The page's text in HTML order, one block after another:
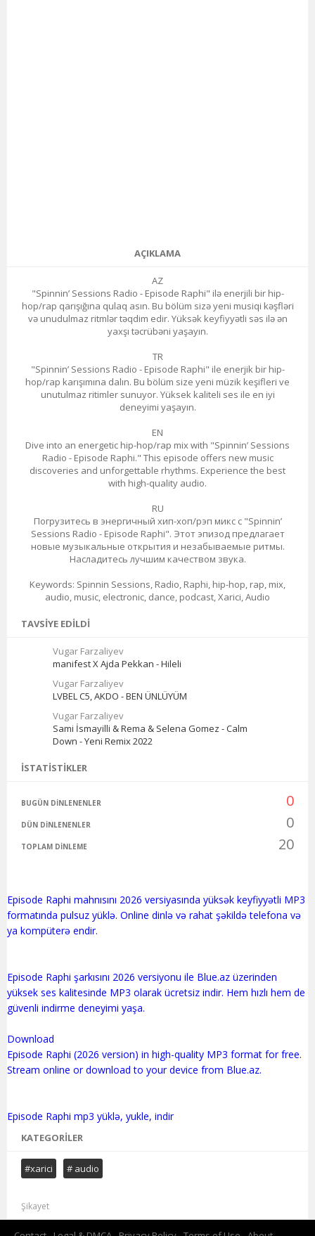
AÇIKLAMA
AZ
"Spinnin’ Sessions Radio - Episode Raphi" ilə enerjili bir hip-
hop/rap qarışığına qulaq asın. Bu bölüm sizə yeni musiqi kəşfləri
və unudulmaz ritmlər təqdim edir. Yüksək keyfiyyətli səs ilə ən
yaxşı təcrübəni yaşayın.
TR
"Spinnin’ Sessions Radio - Episode Raphi" ile enerjik bir hip-
hop/rap karışımına dalın. Bu bölüm size yeni müzik keşifleri ve
unutulmaz ritimler sunuyor. Yüksek kaliteli ses ile en iyi
deneyimi yaşayın.
EN
Dive into an energetic hip-hop/rap mix with "Spinnin’ Sessions
Radio - Episode Raphi." This episode offers new music
discoveries and unforgettable rhythms. Experience the best
with high-quality audio.
RU
Погрузитесь в энергичный хип-хоп/рэп микс с "Spinnin’
Sessions Radio - Episode Raphi". Этот эпизод предлагает
новые музыкальные открытия и незабываемые ритмы.
Насладитесь лучшим качеством звука.
Keywords: Spinnin Sessions, Radio, Raphi, hip-hop, rap, mix,
audio, music, electronic, dance, podcast, Xarici, Audio
TAVSIYE EDILDI
Vugar Farzaliyev
manifest X Ajda Pekkan - Hileli
Vugar Farzaliyev
LVBEL C5, AKDO - BEN ÜNLÜYÜM
Vugar Farzaliyev
Sami İsmayilli & Rema & Selena Gomez - Calm
Down - Yeni Remix 2022
İSTATISTIKLER
BUGÜN DINLENENLER 0
DÜN DINLENENLER 0
TOPLAM DINLEME 20
Episode Raphi mahnısını 2026 versiyasında yüksək keyfiyyətli MP3
formatında pulsuz yüklə. Online dinlə və rahat şəkildə telefona və
ya kompüterə endir.
Episode Raphi şarkısını 2026 versiyonu ile Blue.az üzerinden
yüksek ses kalitesinde MP3 olarak ücretsiz indir. Hem hızlı hem de
güvenli indirme deneyimi yaşa.
Download
Episode Raphi (2026 version) in high-quality MP3 format for free.
Stream online or download to your device from Blue.az.
KATEGORILER
#xarici # audio
Şikayet